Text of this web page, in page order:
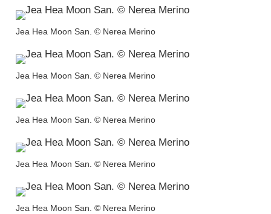
Jea Hea Moon San. © Nerea Merino
Jea Hea Moon San. © Nerea Merino
Jea Hea Moon San. © Nerea Merino
Jea Hea Moon San. © Nerea Merino
Jea Hea Moon San. © Nerea Merino